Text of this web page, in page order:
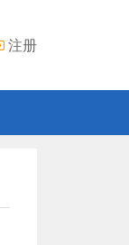
注册